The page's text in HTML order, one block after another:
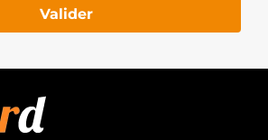
Valider